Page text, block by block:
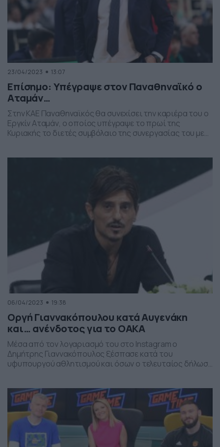
23/04/2023 13:07
Επίσημο: Υπέγραψε στον Παναθηναϊκό ο
Αταμάν…
Στην ΚΑΕ Παναθηναϊκός θα συνεχίσει την καριέρα του ο
Εργκίν Αταμάν, ο οποίος υπέγραψε το πρωί της
Κυριακής το διετές συμβόλαιο της συνεργασίας του με
06/04/2023 19:38
Οργή Γιαννακόπουλου κατά Αυγενάκη
και… ανένδοτος για το ΟΑΚΑ
Μέσα από τον λογαριασμό του στο Instagram ο
Δημήτρης Γιαννακόπουλος ξέσπασε κατά του
υφυπουργού αθλητισμού και όσων ο τελευταίος δήλωσε
που ο μόνος λόγος που είσαι στη θέση σου είναι η
νοθεία στις εσωτερικές εκλογές, εμένα θα μου πεις ότι
διαχειρίζομαι […]